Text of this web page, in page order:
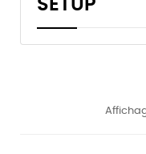
SETUP